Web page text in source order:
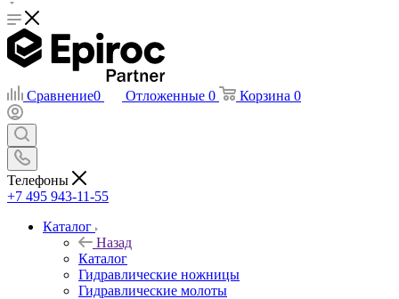
Сравнение0 Отложенные 0 Корзина 0
Телефоны
+7 495 943-11-55
Каталог
Назад
Каталог
Гидравлические ножницы
Гидравлические молоты